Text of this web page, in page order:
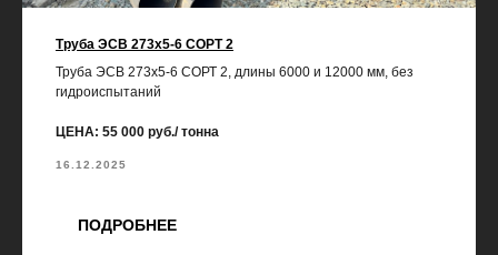
Труба ЭСВ 273х5-6 СОРТ 2
Труба ЭСВ 273х5-6 СОРТ 2, длины 6000 и 12000 мм, без
гидроиспытаний
ЦЕНА: 55 000 руб./ тонна
16.12.2025
ПОДРОБНЕЕ